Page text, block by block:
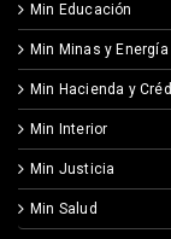
Min Educación
Min Minas y Energía
Min Hacienda y
Min Interior
Min Justicia
Min Salud